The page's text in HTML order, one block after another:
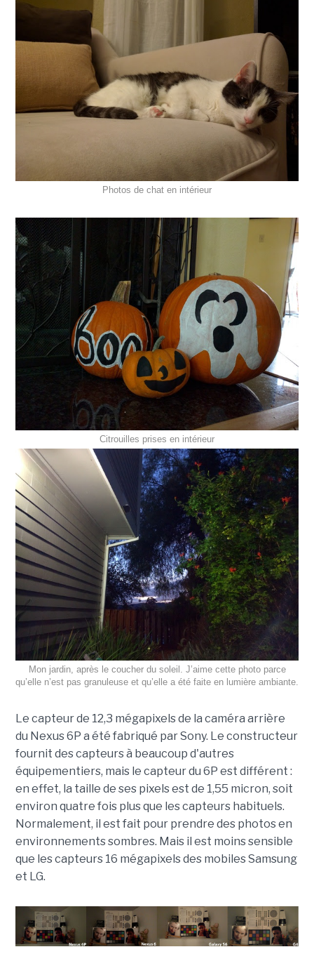
Photos de chat en intérieur
Citrouilles prises en intérieur
Mon jardin, après le coucher du soleil. J’aime cette photo parce
qu’elle n’est pas granuleuse et qu’elle a été faite en lumière ambiante.
Le capteur de 12,3 mégapixels de la caméra arrière
du Nexus 6P a été fabriqué par Sony. Le constructeur
fournit des capteurs à beaucoup d'autres
équipementiers, mais le capteur du 6P est différent :
en effet, la taille de ses pixels est de 1,55 micron, soit
environ quatre fois plus que les capteurs habituels.
Normalement, il est fait pour prendre des photos en
environnements sombres. Mais il est moins sensible
que les capteurs 16 mégapixels des mobiles Samsung
et LG.